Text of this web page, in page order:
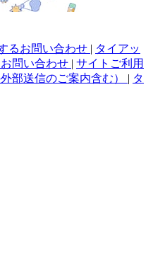
るお問い合わせ | タイアッ
問い合わせ | サイトご利用
部送信のご案内含む） | タ